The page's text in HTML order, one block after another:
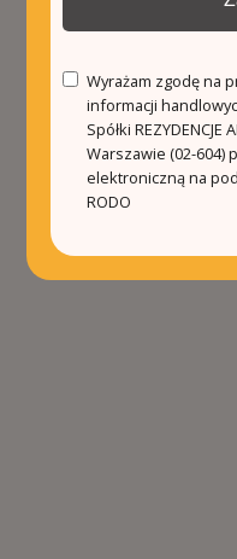
Wyrażam zgodę na
informacji
Spółki
Warszawie (02-604)
elektroniczną na
RODO